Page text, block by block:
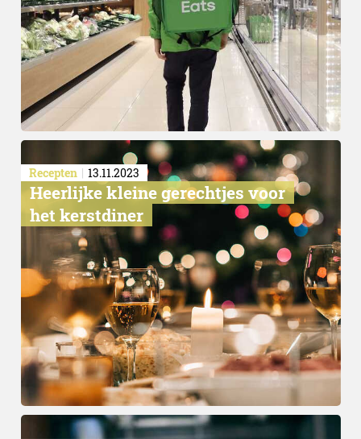
Grazen in de wei
Recepten 13.11.2023
Heerlijke kleine gerechtjes voor
het kerstdiner